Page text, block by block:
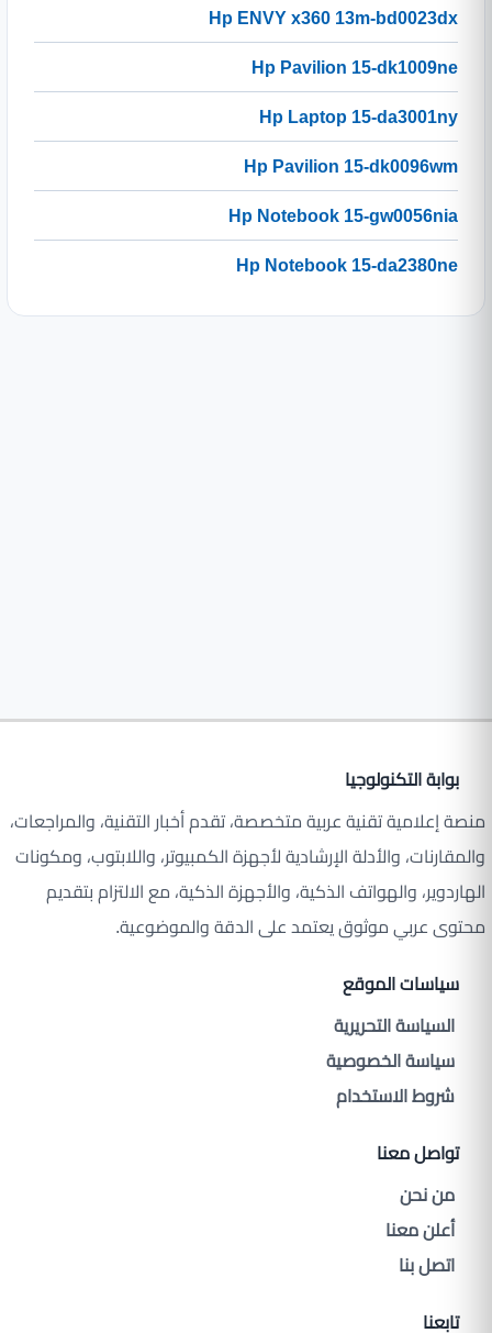
Hp ENVY x360 13m-bd0023dx
Hp Pavilion 15-dk1009ne
Hp Laptop 15-da3001ny
Hp Pavilion 15-dk0096wm
Hp Notebook 15-gw0056nia
Hp Notebook 15-da2380ne
بوابة التكنولوجيا
منصة إعلامية تقنية عربية متخصصة، تقدم أخبار التقنية، والمراجعات،
والمقارنات، والأدلة الإرشادية لأجهزة الكمبيوتر، واللابتوب، ومكونات
الهاردوير، والهواتف الذكية، والأجهزة الذكية، مع الالتزام بتقديم
محتوى عربي موثوق يعتمد على الدقة والموضوعية.
سياسات الموقع
السياسة التحريرية
سياسة الخصوصية
شروط الاستخدام
تواصل معنا
من نحن
أعلن معنا
اتصل بنا
تابعنا